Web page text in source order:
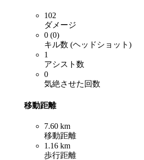
102
ダメージ
0 (0)
キル数 (ヘッドショット)
1
アシスト数
0
気絶させた回数
移動距離
7.60 km
移動距離
1.16 km
歩行距離